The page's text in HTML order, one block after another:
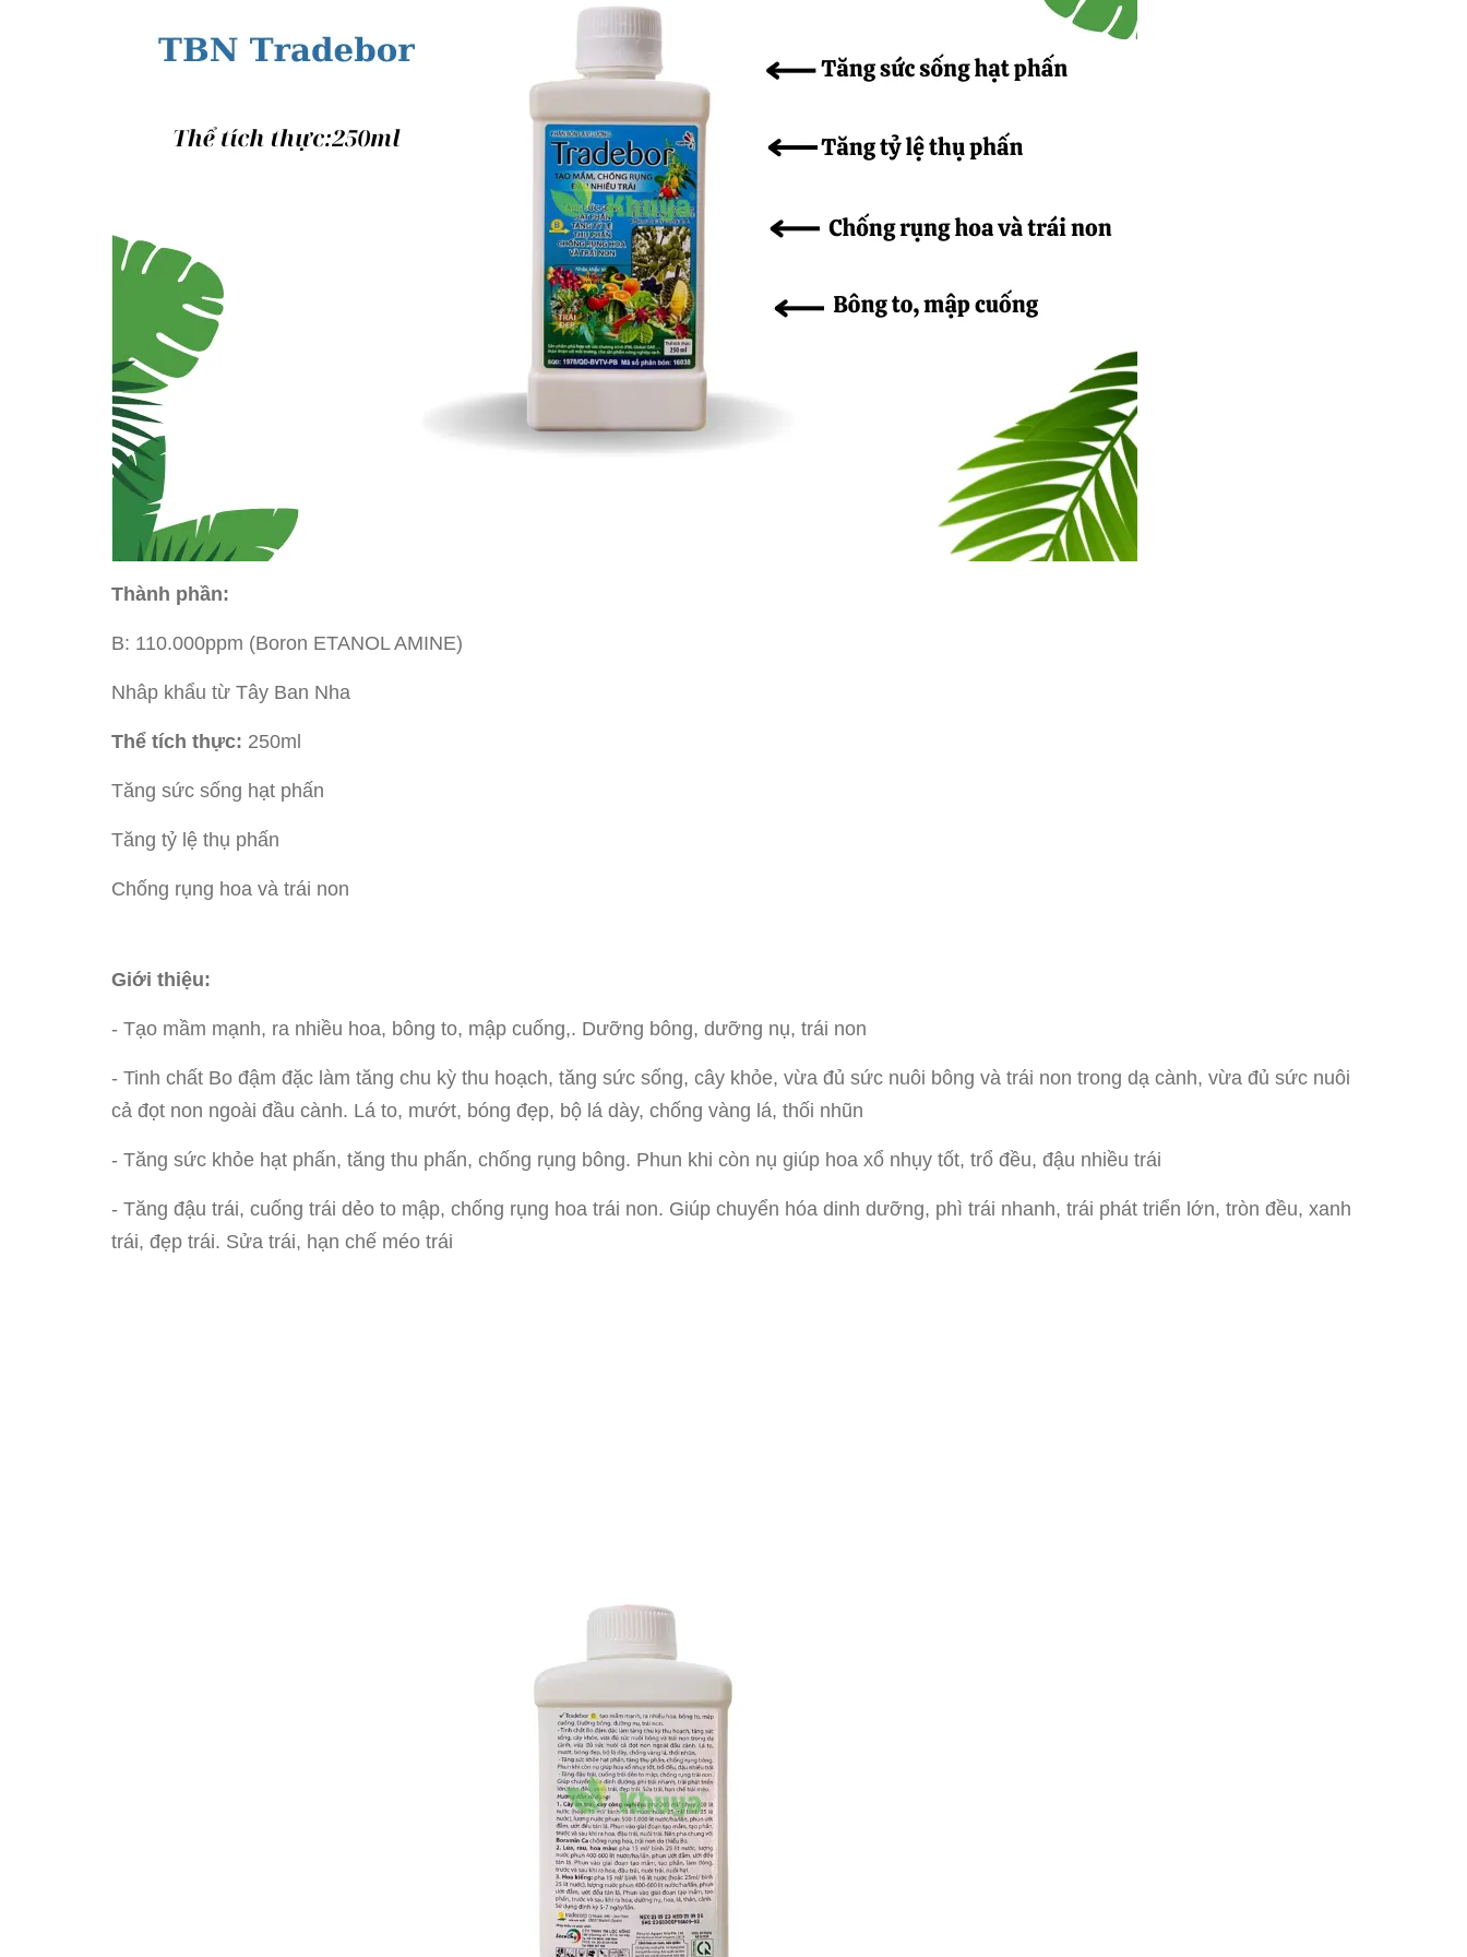
Thành phần:
B: 110.000ppm (Boron ETANOL AMINE)
Nhâp khẩu từ Tây Ban Nha
Thể tích thực: 250ml
Tăng sức sống hạt phấn
Tăng tỷ lệ thụ phấn
Chống rụng hoa và trái non
Giới thiệu:
- Tạo mầm mạnh, ra nhiều hoa, bông to, mập cuống,. Dưỡng bông, dưỡng nụ, trái non
- Tinh chất Bo đậm đặc làm tăng chu kỳ thu hoạch, tăng sức sống, cây khỏe, vừa đủ sức nuôi bông và trái non trong dạ cành, vừa đủ sức nuôi
cả đọt non ngoài đầu cành. Lá to, mướt, bóng đẹp, bộ lá dày, chống vàng lá, thối nhũn
- Tăng sức khỏe hạt phấn, tăng thu phấn, chống rụng bông. Phun khi còn nụ giúp hoa xổ nhụy tốt, trổ đều, đậu nhiều trái
- Tăng đậu trái, cuống trái dẻo to mập, chống rụng hoa trái non. Giúp chuyển hóa dinh dưỡng, phì trái nhanh, trái phát triển lớn, tròn đều, xanh
trái, đẹp trái. Sửa trái, hạn chế méo trái